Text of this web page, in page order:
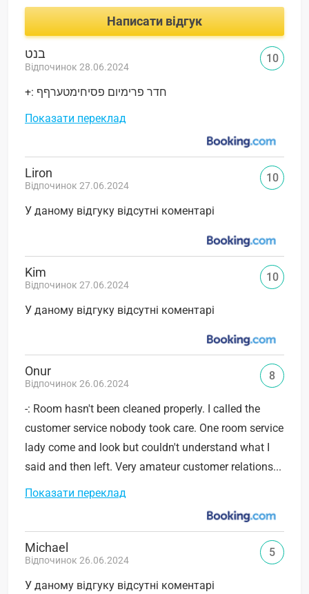
Написати відгук
בנט
Відпочинок 28.06.2024
+: חדר פרימיום פסיחימטערףף
Показати переклад
10
Liron
Відпочинок 27.06.2024
У даному відгуку відсутні коментарі
10
Kim
Відпочинок 27.06.2024
У даному відгуку відсутні коментарі
10
Onur
Відпочинок 26.06.2024
-: Room hasn't been cleaned properly. I called the
customer service nobody took care. One room service
lady come and look but couldn't understand what I
said and then left. Very amateur customer relations...
Показати переклад
8
Michael
Відпочинок 26.06.2024
У даному відгуку відсутні коментарі
5